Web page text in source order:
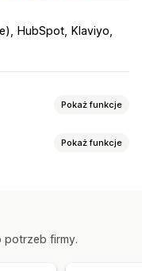
HubSpot
Klaviyo
Pokaż funkcje
Pokaż funkcje
potrzeb firmy.